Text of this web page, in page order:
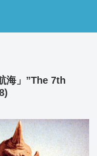
海」”The 7th